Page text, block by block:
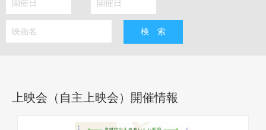
上映会（自主上映会）開催情報